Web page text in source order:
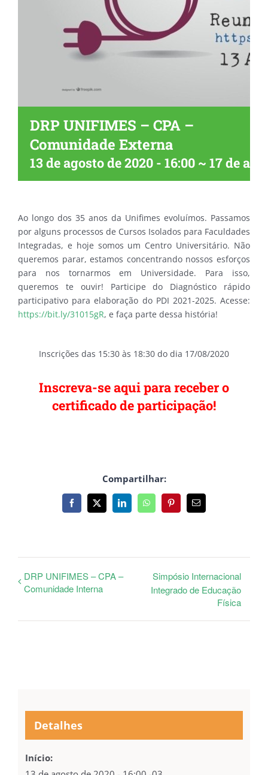
DRP UNIFIMES – CPA –
Comunidade Externa
13 de agosto de 2020 - 16:00 ~ 17 de
Ao longo dos 35 anos da Unifimes evoluímos. Passamos
por alguns processos de Cursos Isolados para Faculdades
Integradas, e hoje somos um Centro Universitário. Não
queremos parar, estamos concentrando nossos esforços
para nos tornarmos em Universidade. Para isso,
queremos te ouvir! Participe do Diagnóstico rápido
participativo para elaboração do PDI 2021-2025. Acesse:
https://bit.ly/31015gR, e faça parte dessa história!
Inscrições das 15:30 às 18:30 do dia 17/08/2020
Inscreva-se aqui para receber o
certificado de participação!
Compartilhar:
Facebook
X LinkedInWhatsAppPinterest
E-
mail
DRP UNIFIMES – CPA –
Comunidade Interna
Simpósio Internacional
Integrado de Educação
Física
Detalhes
Início: